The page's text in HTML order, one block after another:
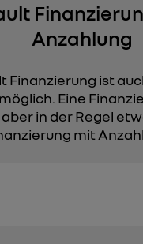
Anzahlung
Finanzierung ist
Eine
in der Regel
mit